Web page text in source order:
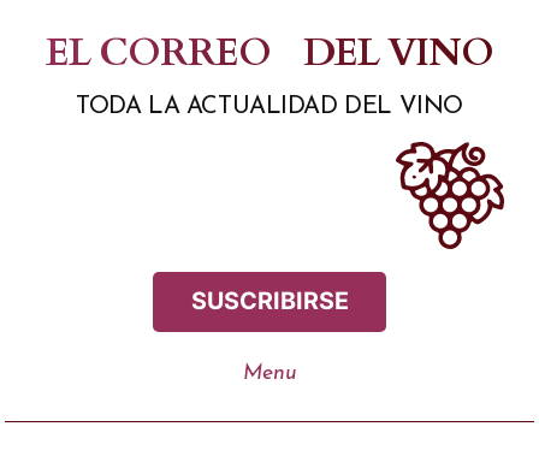
contenido
EL CORREO DEL VINO
TODA LA ACTUALIDAD DEL VINO
SUSCRIBIRSE